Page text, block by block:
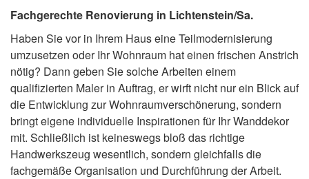
Fachgerechte Renovierung in Lichtenstein/Sa.
Haben Sie vor in Ihrem Haus eine Teilmodernisierung
umzusetzen oder Ihr Wohnraum hat einen frischen Anstrich
nötig? Dann geben Sie solche Arbeiten einem
qualifizierten Maler in Auftrag, er wirft nicht nur ein Blick auf
die Entwicklung zur Wohnraumverschönerung, sondern
bringt eigene individuelle Inspirationen für Ihr Wanddekor
mit. Schließlich ist keineswegs bloß das richtige
Handwerkszeug wesentlich, sondern gleichfalls die
fachgemäße Organisation und Durchführung der Arbeit.